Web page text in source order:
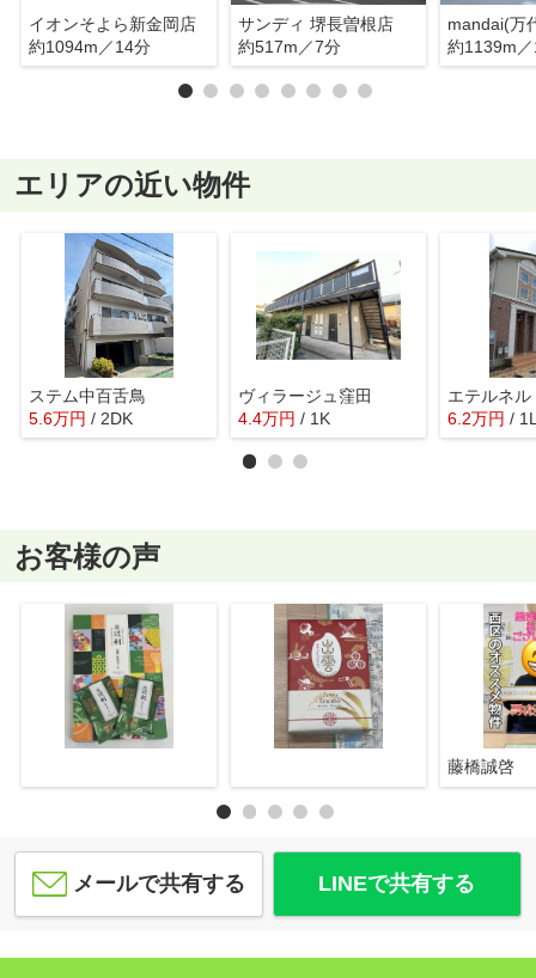
イオンそよら新金岡店
約1094m／14分
サンディ 堺長曽根店
約517m／7分
約1139m
エリアの近い物件
ステム中百舌鳥
5.6万円 / 2DK
ヴィラージュ窪田
4.4万円 / 1K
エテルネル
6.2万円 /
お客様の声
藤橋誠啓
メールで共有する LINEで共有する